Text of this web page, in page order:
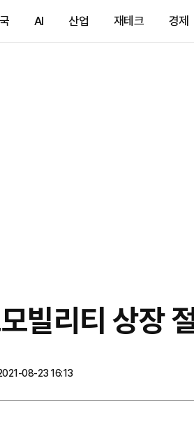
AI 산업 재테크 경제
빌리티 상장
08-23 16:13